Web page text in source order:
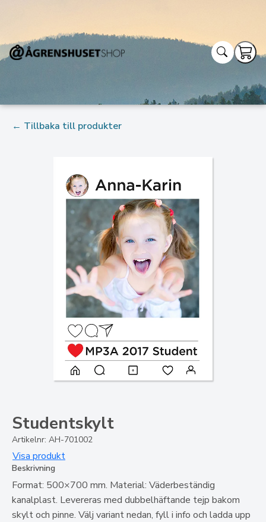
← Tillbaka till produkter
Studentskylt
Artikelnr: AH-701002
Visa produkt
Beskrivning
Format: 500×700 mm. Material: Väderbeständig
kanalplast. Levereras med dubbelhäftande tejp bakom
skylt och pinne. Välj variant nedan, fyll i info och ladda upp